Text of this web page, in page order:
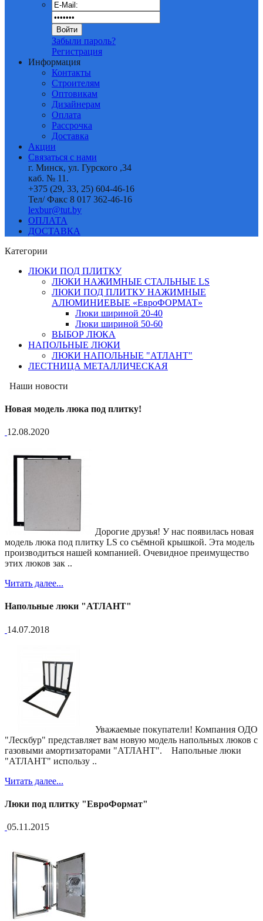
Забыли пароль?
Регистрация
Информация
Контакты
Строителям
Оптовикам
Дизайнерам
Оплата
Рассрочка
Доставка
Акции
Связаться с нами
г. Минск, ул. Гурского ,34
каб. № 11.
+375 (29, 33, 25) 604-46-16
Тел/ Факс 8 017 362-46-16
lexbur@tut.by
ОПЛАТА
ДОСТАВКА
Категории
ЛЮКИ ПОД ПЛИТКУ
ЛЮКИ НАЖИМНЫЕ СТАЛЬНЫЕ LS
ЛЮКИ ПОД ПЛИТКУ НАЖИМНЫЕ
АЛЮМИНИЕВЫЕ «ЕвроФОРМАТ»
Люки шириной 20-40
Люки шириной 50-60
ВЫБОР ЛЮКА
НАПОЛЬНЫЕ ЛЮКИ
ЛЮКИ НАПОЛЬНЫЕ "АТЛАНТ"
ЛЕСТНИЦА МЕТАЛЛИЧЕСКАЯ
Наши новости
Новая модель люка под плитку!
12.08.2020
Дорогие друзья! У нас появилась новая
модель люка под плитку LS со съёмной крышкой. Эта модель
производиться нашей компанией. Очевидное преимущество
этих люков зак ..
Читать далее...
Напольные люки "АТЛАНТ"
14.07.2018
Уважаемые покупатели! Компания ОДО
"Лескбур" представляет вам новую модель напольных люков с
газовыми амортизаторами "АТЛАНТ". Напольные люки
"АТЛАНТ" использу ..
Читать далее...
Люки под плитку "ЕвроФормат"
05.11.2015